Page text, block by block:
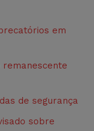
em
remanescente
de segurança
sobre